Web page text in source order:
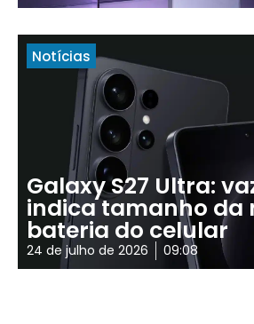
Notícias
Galaxy S27 Ultra:
indica tamanho da
bateria do celular
24 de julho de 2026 09:08